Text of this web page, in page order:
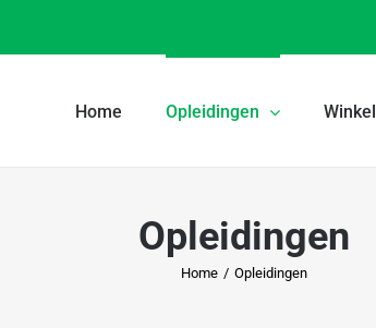
Home Opleidingen Winkel
Opleidingen
Home / Opleidingen